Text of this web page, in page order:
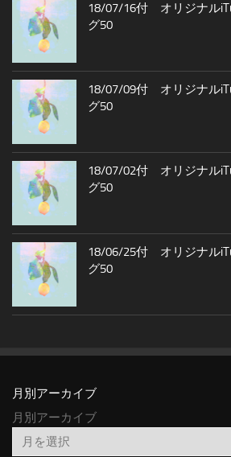
18/07/16付 オリジナル
グ50
18/07/09付 オリジナル
グ50
18/07/02付 オリジナル
グ50
18/06/25付 オリジナル
グ50
月別アーカイブ
月別アーカイブ